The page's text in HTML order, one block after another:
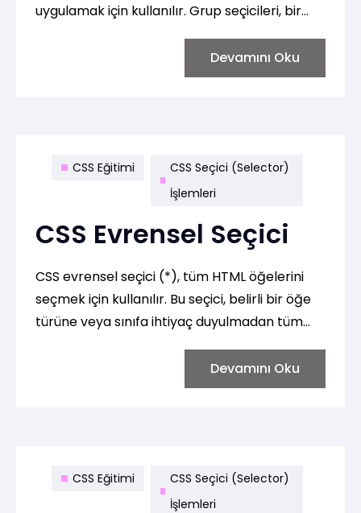
uygulamak için kullanılır. Grup seçicileri, bir
gruplamak suretiyle oluşturulur.Devamını Oku
CSS Eğitimi
CSS Seçici (Selector)
İşlemleri
CSS Evrensel Seçici
CSS evrensel seçici (*), tüm HTML öğelerini
seçmek için kullanılır. Bu seçici, belirli bir öğe
türüne veya sınıfa ihtiyaç duyulmadan tüm
öğelerine varsayılan bir kenarlık ve iç boşluk
tanımlamak için evrensel seçici kullanabiliriz:
Devamını Oku
CSS Eğitimi
CSS Seçici (Selector)
İşlemleri